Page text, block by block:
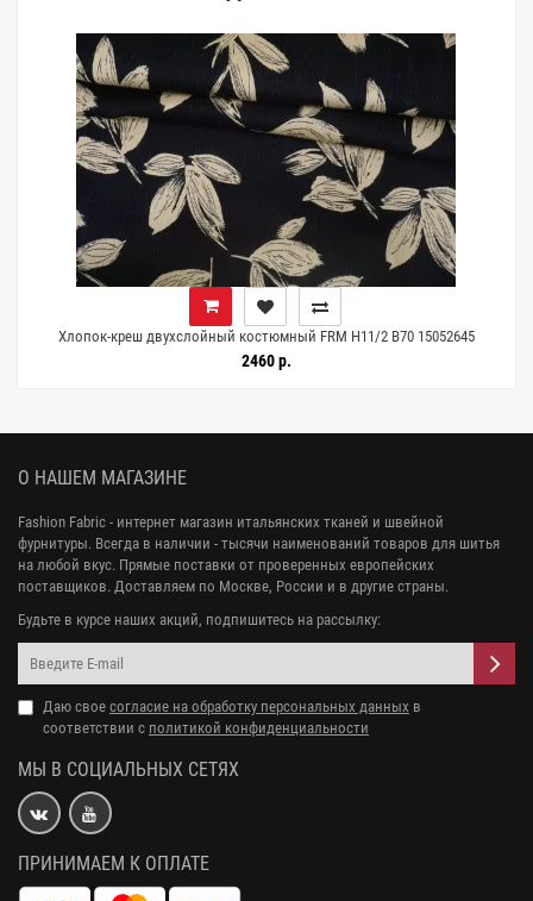
Хлопок-креш двухслойный костюмный FRM Н11/2 B70 15052645
2460 р.
О НАШЕМ МАГАЗИНЕ
Fashion Fabric - интернет магазин итальянских тканей и швейной
фурнитуры. Всегда в наличии - тысячи наименований товаров для шитья
на любой вкус. Прямые поставки от проверенных европейских
поставщиков. Доставляем по Москве, России и в другие страны.
Будьте в курсе наших акций, подпишитесь на рассылку:
Даю свое согласие на обработку персональных данных в
соответствии с политикой конфиденциальности
МЫ В СОЦИАЛЬНЫХ СЕТЯХ
ПРИНИМАЕМ К ОПЛАТЕ